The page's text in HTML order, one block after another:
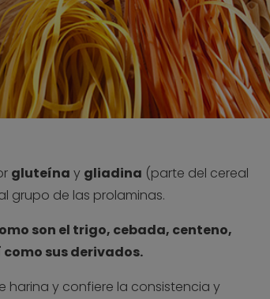
gluteína y gliadina (parte del cereal
grupo de las prolaminas.
son el trigo, cebada, centeno,
sus derivados.
harina y confiere la consistencia y